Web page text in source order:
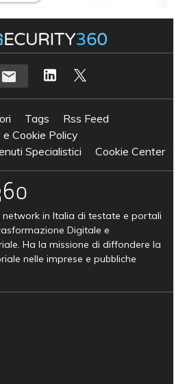
D DTO
Tags
Rss Feed
Cookie Policy
Specialistici
Cookie Center
network in Italia di testate e portali
Digitale e
Ha la missione di diffondere la
nelle imprese e pubbliche